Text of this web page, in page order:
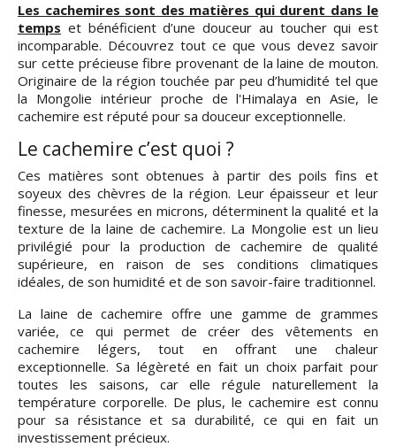
Les cachemires sont des matières qui durent dans le
temps et bénéficient d’une douceur au toucher qui est
incomparable. Découvrez tout ce que vous devez savoir
sur cette précieuse fibre provenant de la laine de mouton.
Originaire de la région touchée par peu d’humidité tel que
la Mongolie intérieur proche de l'Himalaya en Asie, le
cachemire est réputé pour sa douceur exceptionnelle.
Le cachemire c’est quoi ?
Ces matières sont obtenues à partir des poils fins et
soyeux des chèvres de la région. Leur épaisseur et leur
finesse, mesurées en microns, déterminent la qualité et la
texture de la laine de cachemire. La Mongolie est un lieu
privilégié pour la production de cachemire de qualité
supérieure, en raison de ses conditions climatiques
idéales, de son humidité et de son savoir-faire traditionnel.
La laine de cachemire offre une gamme de grammes
variée, ce qui permet de créer des vêtements en
cachemire légers, tout en offrant une chaleur
exceptionnelle. Sa légèreté en fait un choix parfait pour
toutes les saisons, car elle régule naturellement la
température corporelle. De plus, le cachemire est connu
pour sa résistance et sa durabilité, ce qui en fait un
investissement précieux.